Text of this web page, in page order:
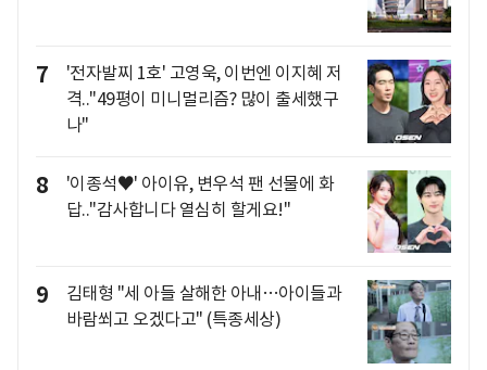
7
'전자발찌 1호' 고영욱, 이번엔 이지혜 저
격.."49평이 미니멀리즘? 많이 출세했구
나"
8
'이종석♥' 아이유, 변우석 팬 선물에 화
답.."감사합니다 열심히 할게요!"
9
김태형 "세 아들 살해한 아내…아이들과
바람쐬고 오겠다고" (특종세상)